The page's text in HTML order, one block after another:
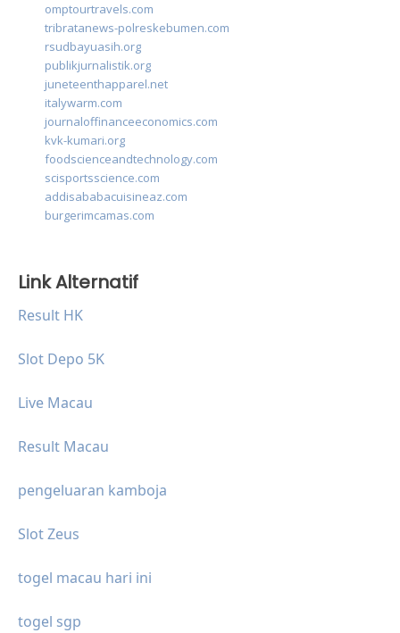
omptourtravels.com
tribratanews-polreskebumen.com
rsudbayuasih.org
publikjurnalistik.org
juneteenthapparel.net
italywarm.com
journaloffinanceeconomics.com
kvk-kumari.org
foodscienceandtechnology.com
scisportsscience.com
addisababacuisineaz.com
burgerimcamas.com
Link Alternatif
Result HK
Slot Depo 5K
Live Macau
Result Macau
pengeluaran kamboja
Slot Zeus
togel macau hari ini
togel sgp